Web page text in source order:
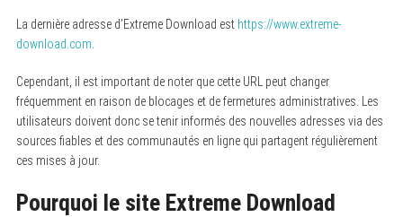
La dernière adresse d’Extreme Download est https://www.extreme-
download.com
Cependant, il est important de noter que cette URL peut changer
fréquemment en raison de blocages et de fermetures administratives. Les
utilisateurs doivent donc se tenir informés des nouvelles adresses via des
sources fiables et des communautés en ligne qui partagent régulièrement
ces mises à jour.
Pourquoi le site Extreme Download